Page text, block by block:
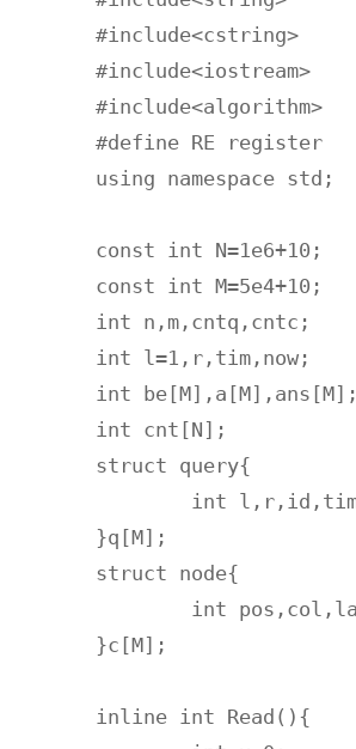
#include<cstring>
#include<iostream>
#include<algorithm>
#define RE register
using namespace std;
const int N=1e6+10;
const int M=5e4+10;
int n,m,cntq,cntc;
int l=1,r,tim,now;
int be[M],a[M],ans[M];
int cnt[N];
struct query{
}q[M];
struct node{
}c[M];
inline int Read(){